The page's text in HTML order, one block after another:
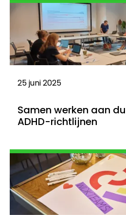
meer
25 juni 2025
Samen werken aan
ADHD-richtlijnen
meer